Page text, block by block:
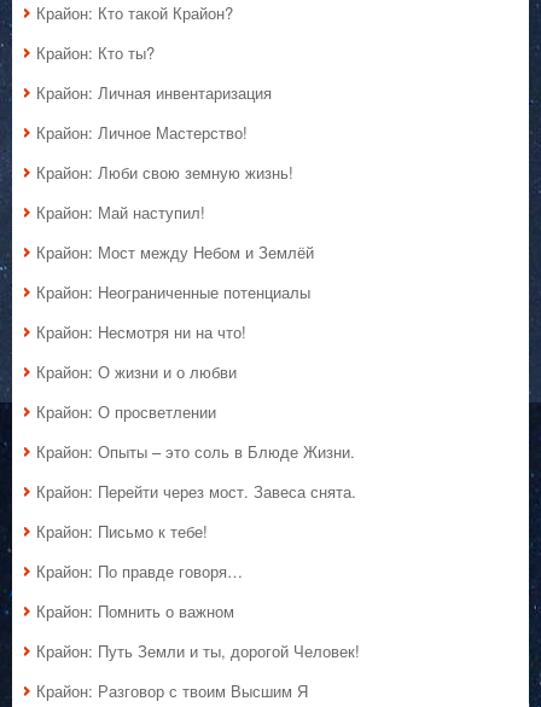
Крайон: Кто такой Крайон?
Крайон: Кто ты?
Крайон: Личная инвентаризация
Крайон: Личное Мастерство!
Крайон: Люби свою земную жизнь!
Крайон: Май наступил!
Крайон: Мост между Небом и Землёй
Крайон: Неограниченные потенциалы
Крайон: Несмотря ни на что!
Крайон: О жизни и о любви
Крайон: О просветлении
Крайон: Опыты – это соль в Блюде Жизни.
Крайон: Перейти через мост. Завеса снята.
Крайон: Письмо к тебе!
Крайон: По правде говоря…
Крайон: Помнить о важном
Крайон: Путь Земли и ты, дорогой Человек!
Крайон: Разговор с твоим Высшим Я